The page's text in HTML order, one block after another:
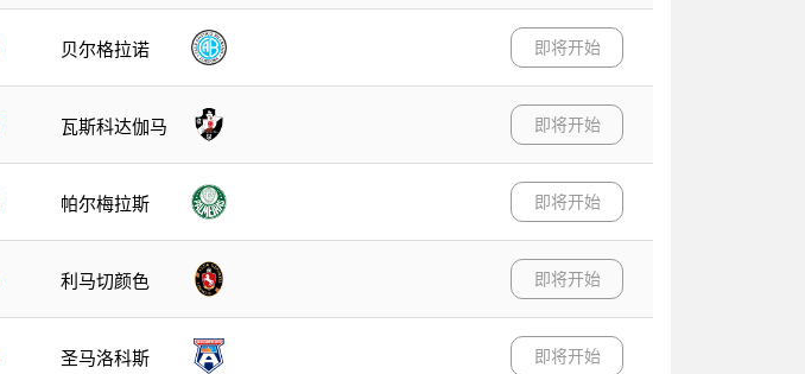
贝尔格拉诺 即将开始
瓦斯科达伽马 即将开始
帕尔梅拉斯 即将开始
利马切颜色 即将开始
圣马洛科斯 即将开始